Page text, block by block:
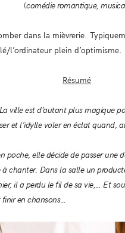
(comédie romantique,
dans la mièvrerie.
l’ordinateur plein
Résumé
ville est d’autant plus magique
et l’idylle voler en éclat
poche, elle décide de passer
chanter. Dans la salle un
il a perdu le fil de sa vie,… Et
en chansons…